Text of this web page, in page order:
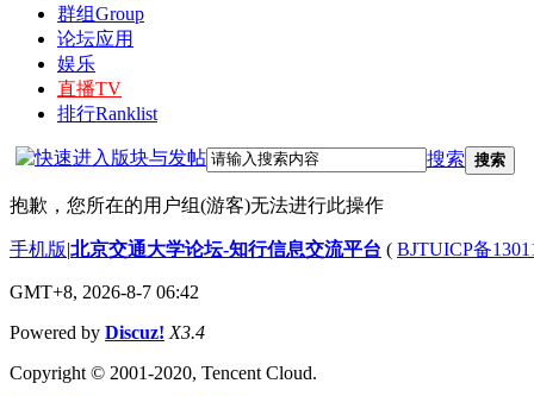
群组Group
论坛应用
娱乐
直播TV
排行Ranklist
搜索 搜索
抱歉，您所在的用户组(游客)无法进行此操作
手机版|北京交通大学论坛-知行信息交流平台 ( BJTUICP备
GMT+8, 2026-8-7 06:42
Powered by Discuz! X3.4
Copyright © 2001-2020, Tencent Cloud.